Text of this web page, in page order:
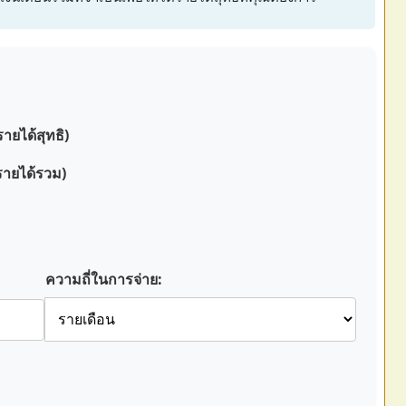
ยได้สุทธิ)
ยได้รวม)
ความถี่ในการจ่าย: